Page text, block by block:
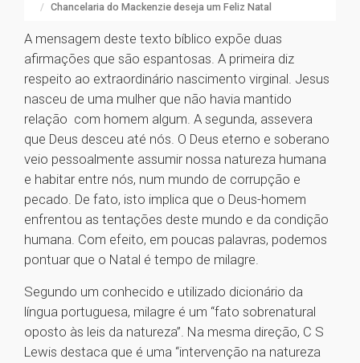
Chancelaria do Mackenzie deseja um Feliz Natal
A mensagem deste texto bíblico expõe duas
afirmações que são espantosas. A primeira diz
respeito ao extraordinário nascimento virginal. Jesus
nasceu de uma mulher que não havia mantido
relação com homem algum. A segunda, assevera
que Deus desceu até nós. O Deus eterno e soberano
veio pessoalmente assumir nossa natureza humana
e habitar entre nós, num mundo de corrupção e
pecado. De fato, isto implica que o Deus-homem
enfrentou as tentações deste mundo e da condição
humana. Com efeito, em poucas palavras, podemos
pontuar que o Natal é tempo de milagre.
Segundo um conhecido e utilizado dicionário da
língua portuguesa, milagre é um “fato sobrenatural
oposto às leis da natureza”. Na mesma direção, C S
Lewis destaca que é uma “intervenção na natureza